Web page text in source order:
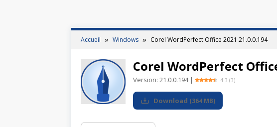
Accueil Windows Corel WordPerfect Office 2021 21.0.0.194
Corel WordPerfect
Version: 21.0.0.194| 4.3 (3)
Download (364 MB)